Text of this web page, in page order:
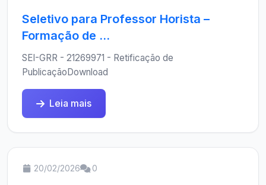
Seletivo para Professor Horista –
Formação de ...
SEI-GRR - 21269971 - Retificação de
PublicaçãoDownload
Leia mais
20/02/2026 0